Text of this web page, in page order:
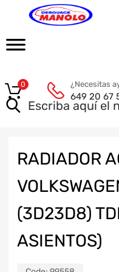
¿Necesitas
649 20 67
0
RADIADOR
(3D23D8)
ASIENTOS)